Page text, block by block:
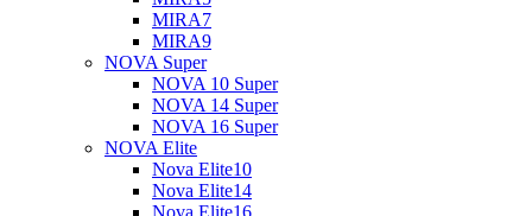
MIRA7
MIRA9
NOVA Super
NOVA 10 Super
NOVA 14 Super
NOVA 16 Super
NOVA Elite
Nova Elite10
Nova Elite14
Nova Elite16